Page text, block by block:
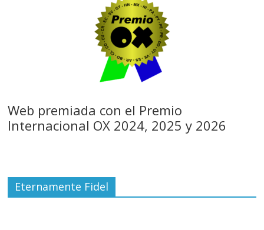
Web premiada con el Premio
Internacional OX 2024, 2025 y 2026
Eternamente Fidel